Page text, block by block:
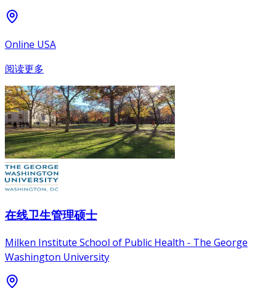
Online USA
阅读更多
在线卫生管理硕士
Milken Institute School of Public Health - The George
Washington University